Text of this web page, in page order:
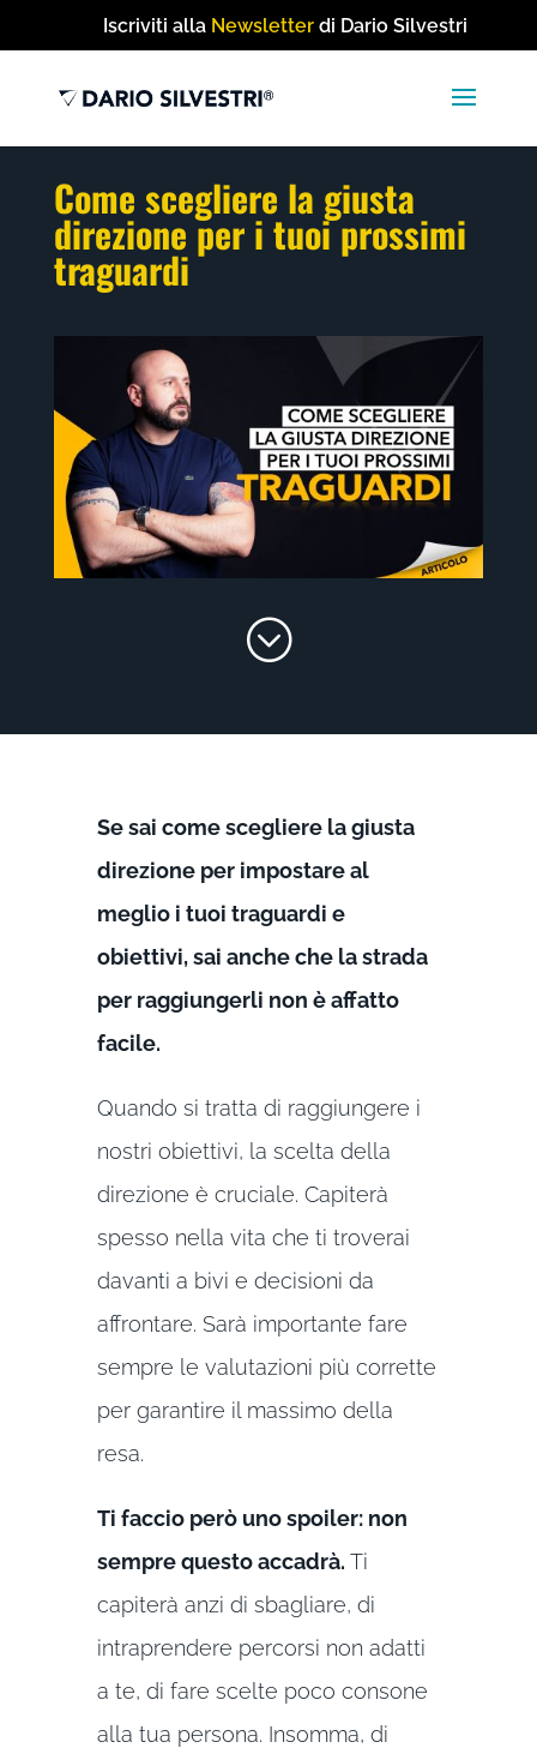
Iscriviti alla Newsletter di Dario Silvestri
Come scegliere la giusta
direzione per i tuoi prossimi
traguardi
;
Se sai come scegliere la giusta
direzione per impostare al
meglio i tuoi traguardi e
obiettivi, sai anche che la strada
per raggiungerli non è affatto
facile.
Quando si tratta di raggiungere i
nostri obiettivi, la scelta della
direzione è cruciale. Capiterà
spesso nella vita che ti troverai
davanti a bivi e decisioni da
affrontare. Sarà importante fare
sempre le valutazioni più corrette
per garantire il massimo della
resa.
Ti faccio però uno spoiler: non
sempre questo accadrà. Ti
capiterà anzi di sbagliare, di
intraprendere percorsi non adatti
a te, di fare scelte poco consone
alla tua persona. Insomma, di